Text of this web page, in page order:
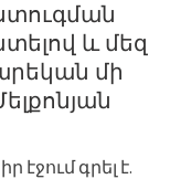
և մեզ
մի
էջում գրել է.